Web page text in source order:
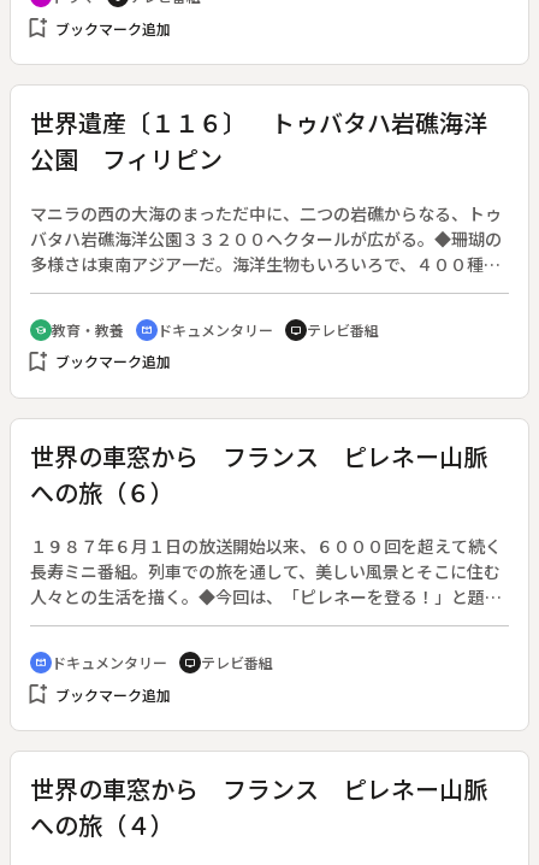
人だった父を事故で亡くし、母・ふみ（樋口可南子）と丹波篠
山で暮らしていた。ある夏、泉は篠山を訪れていた灘の榊酒造
風で被害を受け、泉は榊酒造で働くことになったふみと灘に移
り住む。榊酒造は１５０年の伝統を誇る酒造元で、拓也と父・
信太郎（風間杜夫）、隠居した庄一郎（植木等）夫妻が旧家の
格式を守って暮らしていた。やがて信太郎とふみは当主と使用
た二人の間に許されぬ恋心が芽生える。
bookmark_add ブックマーク追加
世界遺産〔１１６〕 トゥバタハ岩礁海洋
公園 フィリピン
マニラの西の大海のまっただ中に、二つの岩礁からなる、トゥ
バタハ岩礁海洋公園３３２００ヘクタールが広がる。◆珊瑚の
多様さは東南アジア一だ。海洋生物もいろいろで、４００種と
もいわれる。スズメダイ、タイマイ、テッポウエビ。黒い塊の
ような、タコの仲間が印象的だ。海上にわずかに出たバード・
アイランドは、無数の鳥が繁殖地にしている。◆１８０キロ離
れたパラワン島には水上の村があり、昔ながらの素もぐりで魚
ダイナマイトによる密猟が増えた。◆トゥバタハ岩礁海洋公園
school 教育・教養 cinematic_blur ドキュメンタリー tv テレビ番組
bookmark_add ブックマーク追加
世界の車窓から フランス ピレネー山脈
への旅（６）
１９８７年６月１日の放送開始以来、６０００回を超えて続く
長寿ミニ番組。列車での旅を通して、美しい風景とそこに住む
人々との生活を描く。◆今回は、「ピレネーを登る！」と題し
て、フランス・ピレネー山脈への旅（ペルピニャン・モン・ル
イ）を紹介する。
cinematic_blur ドキュメンタリー tv テレビ番組
bookmark_add ブックマーク追加
世界の車窓から フランス ピレネー山脈
への旅（４）